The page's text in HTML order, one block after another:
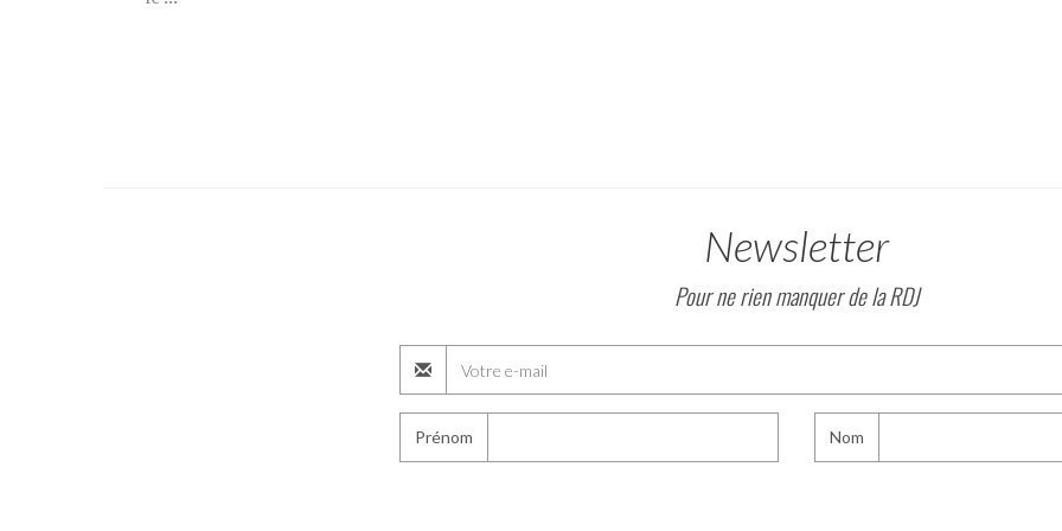
Newsletter
Pour ne rien manquer de la RDJ
Prénom Nom